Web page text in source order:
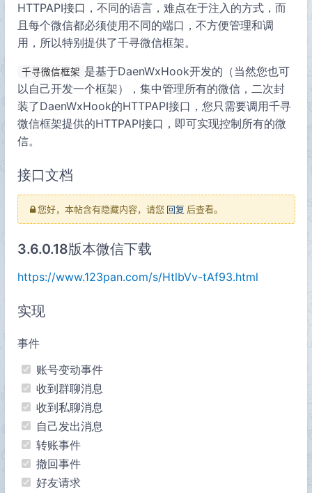
HTTPAPI接口，不同的语言，难点在于注入的方式，而
且每个微信都必须使用不同的端口，不方便管理和调
用，所以特别提供了千寻微信框架。
千寻微信框架 是基于DaenWxHook开发的（当然您也可
以自己开发一个框架），集中管理所有的微信，二次封
装了DaenWxHook的HTTPAPI接口，您只需要调用千寻
微信框架提供的HTTPAPI接口，即可实现控制所有的微
信。
接口文档
您好，本帖含有隐藏内容，请您 回复 后查看。
3.6.0.18版本微信下载
https://www.123pan.com/s/HtlbVv-tAf93.html
实现
事件
账号变动事件
收到群聊消息
收到私聊消息
自己发出消息
转账事件
撤回事件
好友请求